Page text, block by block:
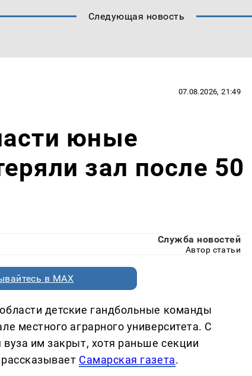
Следующая новость
07.08.2026, 21:49
юные
зал после 50
Служба новостей
Автор статьи
в MAX
детские гандбольные команды
местного аграрного университета. С
им закрыт, хотя раньше секции
Самарская газета.